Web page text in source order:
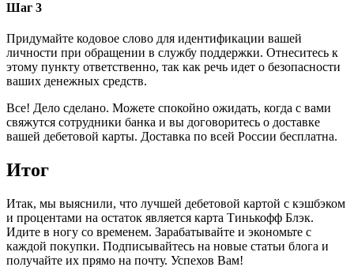
Шаг 3
Придумайте кодовое слово для идентификации вашей
личности при обращении в службу поддержки. Отнеситесь к
этому пункту ответственно, так как речь идет о безопасности
ваших денежных средств.
Все! Дело сделано. Можете спокойно ожидать, когда с вами
свяжутся сотрудники банка и вы договоритесь о доставке
вашей дебетовой карты. Доставка по всей России бесплатна.
Итог
Итак, мы выяснили, что лучшей дебетовой картой с кэшбэком
и процентами на остаток является карта Тинькофф Блэк.
Идите в ногу со временем. Зарабатывайте и экономьте с
каждой покупки. Подписывайтесь на новые статьи блога и
получайте их прямо на почту. Успехов Вам!